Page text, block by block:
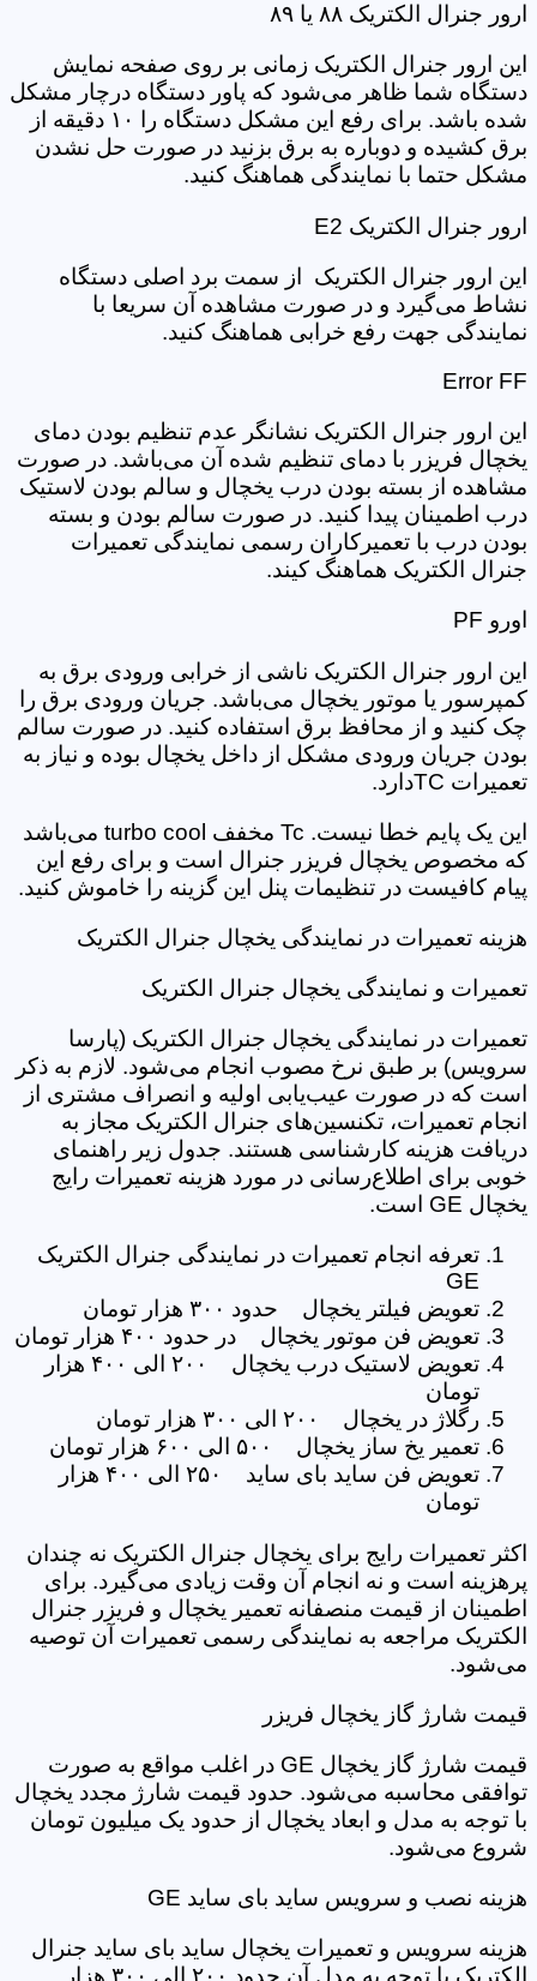
ارور جنرال الکتریک ۸۸ یا ۸۹
این ارور جنرال الکتریک زمانی بر روی صفحه نمایش
دستگاه شما ظاهر می‌شود که پاور دستگاه درچار مشکل
شده باشد. برای رفع این مشکل دستگاه را ۱۰ دقیقه از
برق کشیده و دوباره به برق بزنید در صورت حل نشدن
مشکل حتما با نمایندگی هماهنگ کنید.
ارور جنرال الکتریک E2
این ارور جنرال الکتریک از سمت برد اصلی دستگاه
نشاط می‌گیرد و در صورت مشاهده آن سریعا با
نمایندگی جهت رفع خرابی هماهنگ کنید.
Error FF
این ارور جنرال الکتریک نشانگر عدم تنظیم بودن دمای
یخچال فریزر با دمای تنظیم شده آن می‌باشد. در صورت
مشاهده از بسته بودن درب یخچال و سالم بودن لاستیک
درب اطمینان پیدا کنید. در صورت سالم بودن و بسته
بودن درب با تعمیرکاران رسمی نمایندگی تعمیرات
جنرال الکتریک هماهنگ کیند.
اورو PF
این ارور جنرال الکتریک ناشی از خرابی ورودی برق به
کمپرسور یا موتور یخچال می‌باشد. جریان ورودی برق را
چک کنید و از محافظ برق استفاده کنید. در صورت سالم
بودن جریان ورودی مشکل از داخل یخچال بوده و نیاز به
تعمیرات TCدارد.
این یک پایم خطا نیست. Tc مخفف turbo cool می‌باشد
که مخصوص یخچال فریزر جنرال است و برای رفع این
پیام کافیست در تنظیمات پنل این گزینه را خاموش کنید.
هزینه تعمیرات در نمایندگی یخچال جنرال الکتریک
تعمیرات و نمایندگی یخچال جنرال الکتریک
تعمیرات در نمایندگی یخچال جنرال الکتریک (پارسا
سرویس) بر طبق نرخ مصوب انجام می‌شود. لازم به ذکر
است که در صورت عیب‌یابی اولیه و انصراف مشتری از
انجام تعمیرات، تکنسین‌های جنرال الکتریک مجاز به
دریافت هزینه کارشناسی هستند. جدول زیر راهنمای
خوبی برای اطلاع‌رسانی در مورد هزینه تعمیرات رایج
یخچال GE است.
تعرفه انجام تعمیرات در نمایندگی جنرال الکتریک
GE
تعویض فیلتر یخچال حدود ۳۰۰ هزار تومان
تعویض فن موتور یخچال در حدود ۴۰۰ هزار تومان
تعویض لاستیک درب یخچال ۲۰۰ الی ۴۰۰ هزار
تومان
رگلاژ در یخچال ۲۰۰ الی ۳۰۰ هزار تومان
تعمیر یخ ساز یخچال ۵۰۰ الی ۶۰۰ هزار تومان
تعویض فن ساید بای ساید ۲۵۰ الی ۴۰۰ هزار
تومان
اکثر تعمیرات رایج برای یخچال جنرال الکتریک نه چندان
پرهزینه است و نه انجام آن وقت زیادی می‌گیرد. برای
اطمینان از قیمت منصفانه تعمیر یخچال و فریزر جنرال
الکتریک مراجعه به نمایندگی رسمی تعمیرات آن توصیه
می‌شود.
قیمت شارژ گاز یخچال فریزر
قیمت شارژ گاز یخچال GE در اغلب مواقع به صورت
توافقی محاسبه می‌شود. حدود قیمت شارژ مجدد یخچال
با توجه به مدل و ابعاد یخچال از حدود یک میلیون تومان
شروع می‌شود.
هزینه نصب و سرویس ساید بای ساید GE
هزینه سرویس و تعمیرات یخچال ساید بای ساید جنرال